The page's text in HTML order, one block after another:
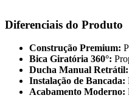
Diferenciais do Produto
Construção Premium:
Bica Giratória 360°:
Ducha Manual Retrátil:
Instalação de Bancada:
Acabamento Moderno: